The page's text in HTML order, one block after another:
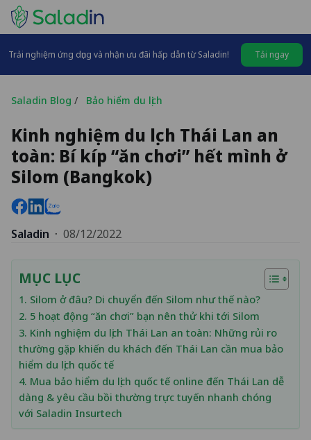
Trải nghiệm ứng dụng và nhận ưu đãi hấp dẫn từ Saladin! Tải ngay
Saladin Blog / Bảo hiểm du lịch
Kinh nghiệm du lịch Thái Lan an
toàn: Bí kíp “ăn chơi” hết mình ở
Silom (Bangkok)
Saladin · 08/12/2022
MỤC LỤC
1. Silom ở đâu? Di chuyển đến Silom như thế nào?
2. 5 hoạt động “ăn chơi” bạn nên thử khi tới Silom
3. Kinh nghiệm du lịch Thái Lan an toàn: Những rủi ro
thường gặp khiến du khách đến Thái Lan cần mua bảo
hiểm du lịch quốc tế
4. Mua bảo hiểm du lịch quốc tế online đến Thái Lan dễ
dàng & yêu cầu bồi thường trực tuyến nhanh chóng
với Saladin Insurtech